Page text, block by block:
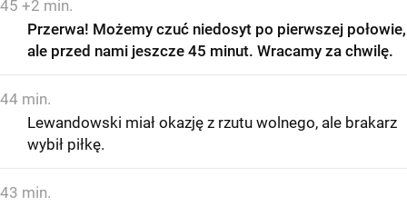
45 +2 min.
Przerwa! Możemy czuć niedosyt po pierwszej połowie,
ale przed nami jeszcze 45 minut. Wracamy za chwilę.
44 min.
Lewandowski miał okazję z rzutu wolnego, ale brakarz
wybił piłkę.
43 min.